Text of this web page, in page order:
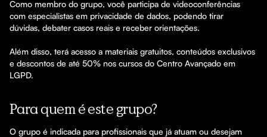
Como membro do grupo, você participa de videoconferências
com especialistas em privacidade de dados, podendo tirar
dúvidas, debater casos reais e receber orientações.
Além disso, terá acesso a materiais gratuitos, conteúdos exclusivos
e descontos de até 50% nos cursos do Centro Avançado em
LGPD.
Para quem é este grupo?
O grupo é indicada para profissionais que já atuam ou desejam